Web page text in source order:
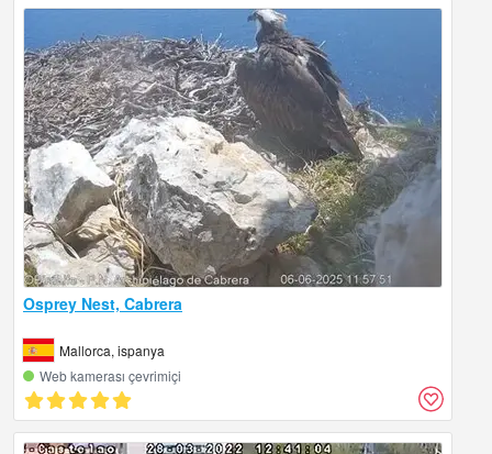
Osprey Nest, Cabrera
Mallorca, ispanya
Web kamerası çevrimiçi